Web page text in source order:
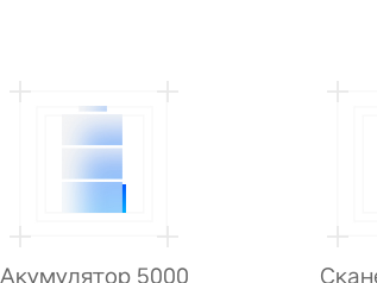
Акумулятор 5000